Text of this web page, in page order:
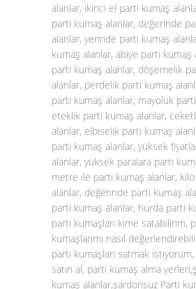
alanlar, ikinci el parti kumaş
parti kumaş alanlar, değerinde
alanlar, yerinde parti kumaş
kumaş alanlar, abiye parti kumaş
parti kumaş alanlar, döşemelik
alanlar, perdelik parti kumaş
parti kumaş alanlar, mayoluk
eteklik parti kumaş alanlar,
alanlar, elbiselik parti kumaş
parti kumaş alanlar, yüksek
alanlar, yüksek paralara parti
metre ile parti kumaş alanlar,
alanlar, değerinde parti kumaş
parti kumaş alanlar, hurda parti
parti kumaşları kime satabilirim,
kumaşlarımı nasıl
parti kumaşları satmak
satın al, parti kumaş alma
kumaş alanlar,şardonsuz Parti